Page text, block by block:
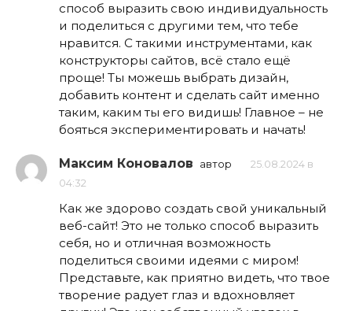
способ выразить свою индивидуальность
и поделиться с другими тем, что тебе
нравится. С такими инструментами, как
конструкторы сайтов, всё стало ещё
проще! Ты можешь выбрать дизайн,
добавить контент и сделать сайт именно
таким, каким ты его видишь! Главное – не
бояться экспериментировать и начать!
Максим Коновалов автор
25.08.2024 в
04:32
Как же здорово создать свой уникальный
веб-сайт! Это не только способ выразить
себя, но и отличная возможность
поделиться своими идеями с миром!
Представьте, как приятно видеть, что твое
творение радует глаз и вдохновляет